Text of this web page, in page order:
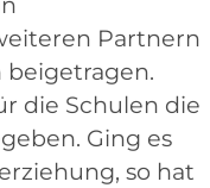
Partnern
die Schulen die
Ging es
so hat